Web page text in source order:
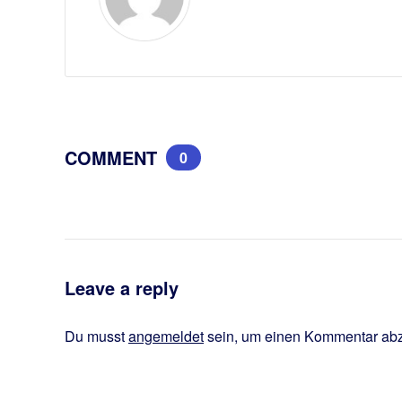
COMMENT 0
Leave a reply
Du musstangemeldetsein, um einen Kommentar